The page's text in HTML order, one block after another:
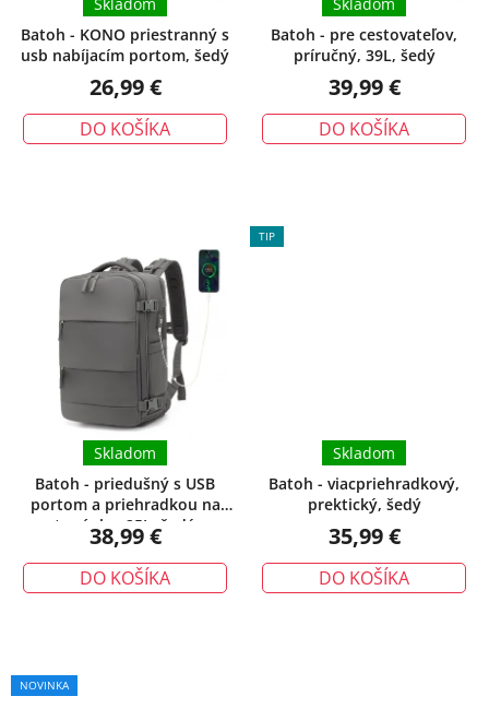
vk
v
Batoh - KONO priestranný s
usb nabíjacím portom, šedý
26,99 €
DO KOŠÍKA
Batoh - pre cestovateľov,
príručný, 39L, šedý
39,99 €
DO KOŠÍKA
Batoh - priedušný s USB
portom a priehradkou na
topánky, 25L, šedý
Skladom
38,99 €
DO KOŠÍKA
TIP
Batoh - viacpriehradkový,
prektický, šedý
Skladom
35,99 €
DO KOŠÍKA
NOVINKA